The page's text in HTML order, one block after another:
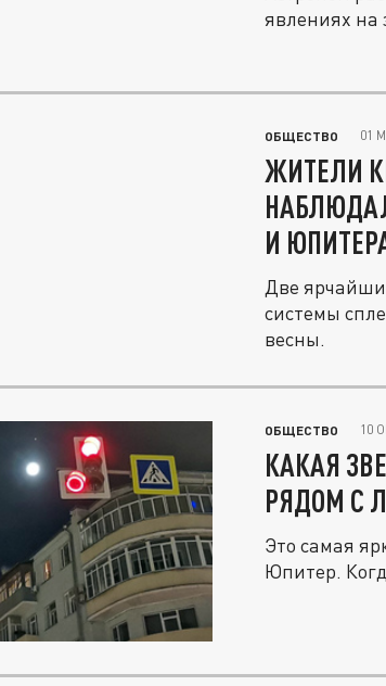
явлениях на
ОБЩЕСТВО 01
ЖИТЕЛИ
И
Две
системы
весны.
ОБЩЕСТВО 10
КАКАЯ
РЯДОМ С
Это самая
Юпитер.